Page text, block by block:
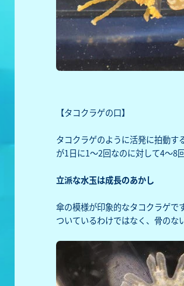
【タコクラゲの口】
タコクラゲのように活発に拍動す
が1日に1～2回なのに対して4～8
立派な水玉は成長のあかし
傘の模様が印象的なタコクラゲで
ついているわけではなく、骨のな